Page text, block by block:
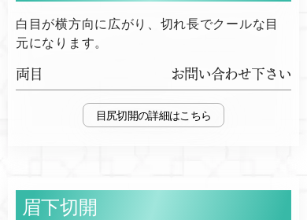
白目が横方向に広がり、切れ長でクールな目
元になります。
両目 お問い合わせ下さい
目尻切開
眉下切開